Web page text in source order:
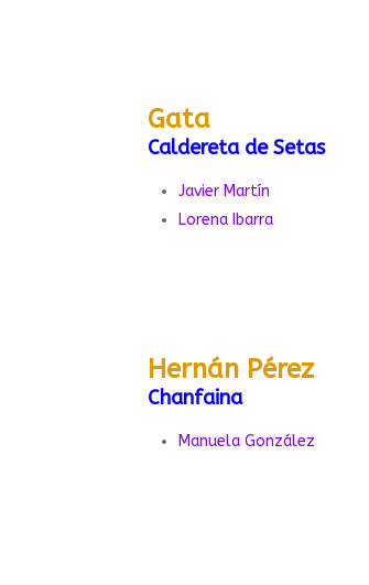
Gata
Caldereta de Setas
Javier Martín
Lorena Ibarra
Hernán Pérez
Chanfaina
Manuela González